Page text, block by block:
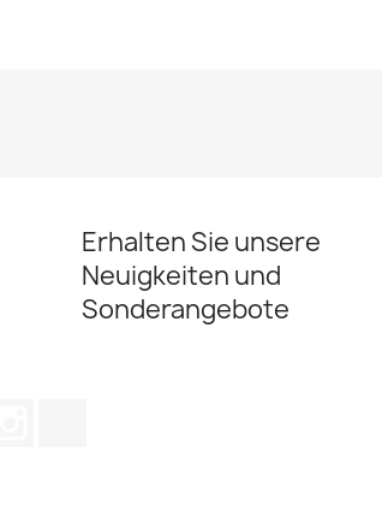
Erhalten Sie unsere
Neuigkeiten und
Sonderangebote